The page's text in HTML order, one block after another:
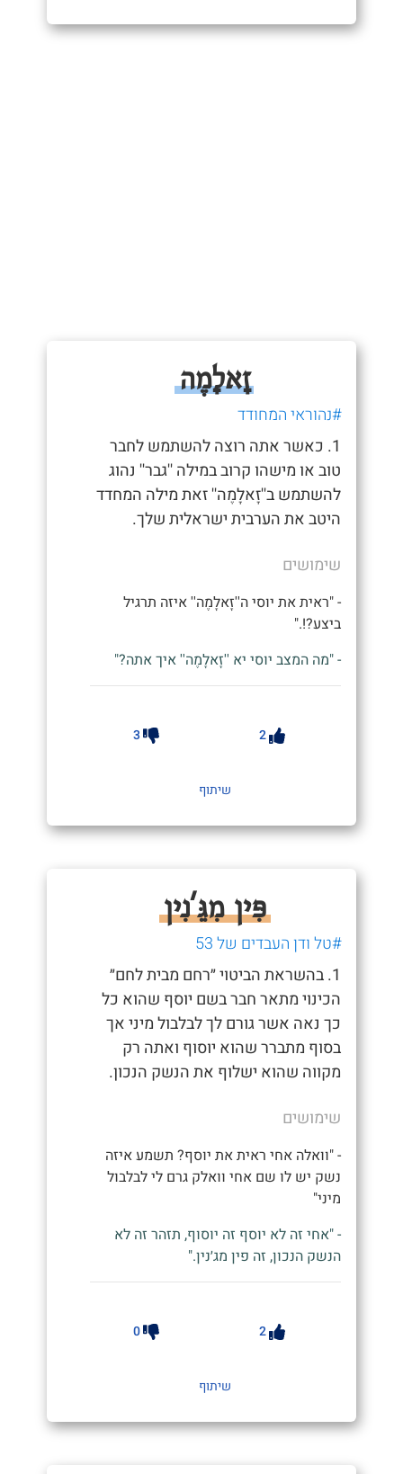
זָאלָמֶה
#נהוראי המחודד
1. כאשר אתה רוצה להשתמש לחבר
טוב או מישהו קרוב במילה ''גבר'' נהוג
להשתמש ב''זָאלָמֶה'' זאת מילה המחדד
היטב את הערבית ישראלית שלך.
שימושים
- "ראית את יוסי ה''זָאלָמֶה'' איזה תרגיל
ביצע?!."
- "מה המצב יוסי יא ''זָאלָמֶה'' איך אתה?"
2
3
שיתוף
פִּין מִגֵּ'נִין
#טל ודן העבדים של 53
1. בהשראת הביטוי ״רחם מבית לחם״
הכינוי מתאר חבר בשם יוסף שהוא כל
כך נאה אשר גורם לך לבלבול מיני אך
בסוף מתברר שהוא יוסוף ואתה רק
מקווה שהוא ישלוף את הנשק הנכון.
שימושים
- "וואלה אחי ראית את יוסף? תשמע איזה
נשק יש לו שם אחי וואלק גרם לי לבלבול
מיני"
- "אחי זה לא יוסף זה יוסוף, תזהר זה לא
הנשק הנכון, זה פין מג׳נין."
2
0
שיתוף